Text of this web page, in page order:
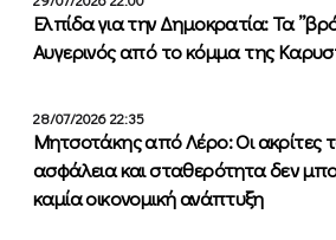
Ελπίδα για την Δημοκρατία: Τα
Αυγερινός από το κόμμα της
28/07/2026 22:35
Μητσοτάκης από Λέρο: Οι ακρίτες
ασφάλεια και σταθερότητα δεν
καμία οικονομική ανάπτυξη